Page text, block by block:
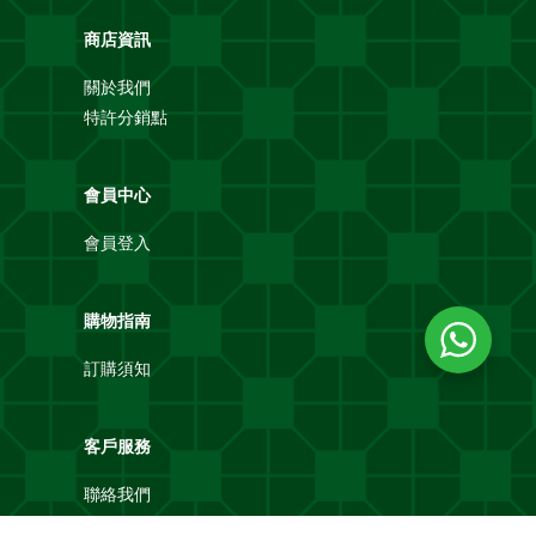
商店資訊
關於我們
特許分銷點
會員中心
會員登入
購物指南
訂購須知
客戶服務
聯絡我們